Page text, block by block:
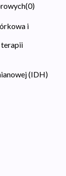
(0)
i
terapii
(IDH)